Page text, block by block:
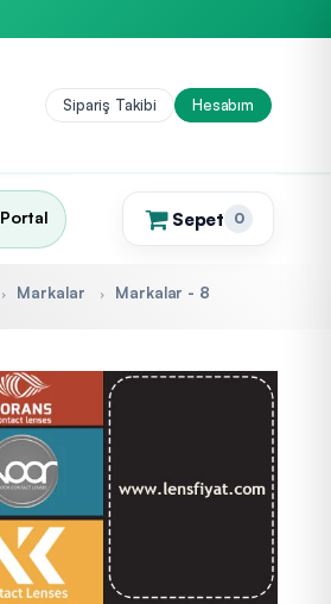
Sipariş Takibi Hesabım
Portal Sepet 0
(0)
Markalar Markalar - 8